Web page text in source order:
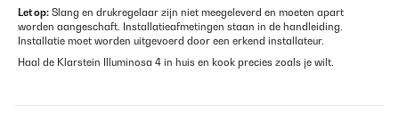
Let op: Slang en drukregelaar zijn niet meegeleverd en moeten apart
worden aangeschaft. Installatieafmetingen staan in de handleiding.
Installatie moet worden uitgevoerd door een erkend installateur.
Haal de Klarstein Illuminosa 4 in huis en kook precies zoals je wilt.